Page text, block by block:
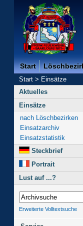
Freiwillige
Start
Start>Einsätze
Aktuelles
Einsätze
nach Löschbezirken
Einsatzarchiv
Einsatzstatistik
Steckbrief
Portrait
Lust auf ...?
Erweiterte Volltextsuche